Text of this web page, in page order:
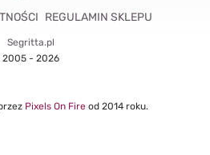
Segritta.pl
2005 - 2026
REGULAMIN SKLEPU
Pixels On Fire od 2014 roku.